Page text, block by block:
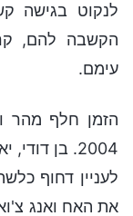
לנקוט בגישה
הקשבה להם,
עימם.
הזמן חלף מהר
2004. בן
לעניין דחוף
את האח ואנג